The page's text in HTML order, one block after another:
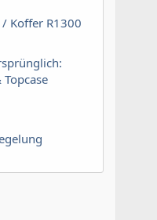
Koffer R1300